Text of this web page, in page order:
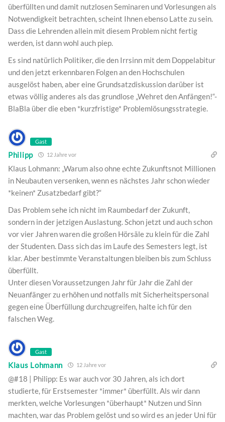
überfüllten und damit nutzlosen Seminaren und Vorlesungen als
Notwendigkeit betrachten, scheint Ihnen ebenso Latte zu sein.
Dass die Lehrenden allein mit diesem Problem nicht fertig
werden, ist dann wohl auch piep.
Es sind natürlich Politiker, die den Irrsinn mit dem Doppelabitur
und den jetzt erkennbaren Folgen an den Hochschulen
ausgelöst haben, aber eine Grundsatzdiskussion darüber ist
etwas völlig anderes als das grundlose „Wehret den Anfängen!“-
BlaBla über die eben *kurzfristige* Problemlösungsstrategie.
Gast
Philipp 12 Jahre vor
Klaus Lohmann: „Warum also ohne echte Zukunftsnot Millionen
in Neubauten versenken, wenn es nächstes Jahr schon wieder
*keinen* Zusatzbedarf gibt?“
Das Problem sehe ich nicht im Raumbedarf der Zukunft,
sondern in der jetzigen Auslastung. Schon jetzt und auch schon
vor vier Jahren waren die großen Hörsäle zu klein für die Zahl
der Studenten. Dass sich das im Laufe des Semesters legt, ist
klar. Aber bestimmte Veranstaltungen bleiben bis zum Schluss
überfüllt.
Unter diesen Voraussetzungen Jahr für Jahr die Zahl der
Neuanfänger zu erhöhen und notfalls mit Sicherheitspersonal
gegen eine Überfüllung durchzugreifen, halte ich für den
falschen Weg.
Gast
Klaus Lohmann 12 Jahre vor
@#18 | Philipp: Es war auch vor 30 Jahren, als ich dort
studierte, für Erstsemester *immer* überfüllt. Als wir dann
merkten, welche Vorlesungen *überhaupt* Nutzen und Sinn
machten, war das Problem gelöst und so wird es an jeder Uni für